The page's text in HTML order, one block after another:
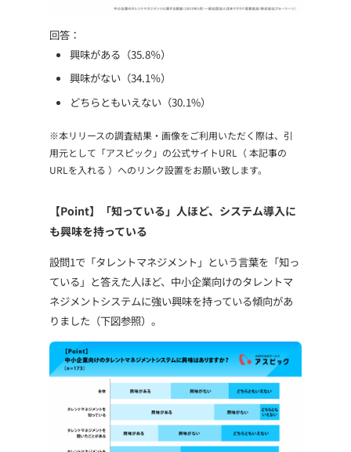
回答：
興味がある（35.8％）
興味がない（34.1％）
どちらともいえない（30.1%）
※本リリースの調査結果・画像をご利用いただく際は、引
用元として「アスピック」の公式サイトURL（ 本記事の
URLを入れる ）へのリンク設置をお願い致します。
【Point】「知っている」人ほど、システム導入に
も興味を持っている
設問1で「タレントマネジメント」という言葉を「知っ
ている」と答えた人ほど、中小企業向けのタレントマ
ネジメントシステムに強い興味を持っている傾向があ
りました（下図参照）。